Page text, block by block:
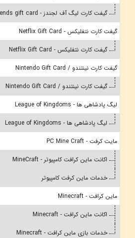
گیفت کارت لیگ آف لجندز - League of legends gift card
گیفت کارت نتفلیکس - Netflix Gift Card
گیفت کارت نتفلیکس - Netflix Gift Card
گیفت کارت نینتندو / Nintendo Gift Card
گیفت کارت نینتندو / Nintendo Gift Card
لیگ پادشاهی ها - League of Kingdoms
لیگ پادشاهی ها - League of Kingdoms
مایت کرفت - PC Mine Craft
اکانت ماین کرافت کامپیوتر - MineCraft
خدمات ماین کرفت کامپیوتر
ماین کرافت - Minecraft
اکانت ماین کرافت - Minecraft
خدمات بازی ماین کرافت - Minecraft